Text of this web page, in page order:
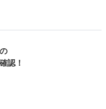
認！